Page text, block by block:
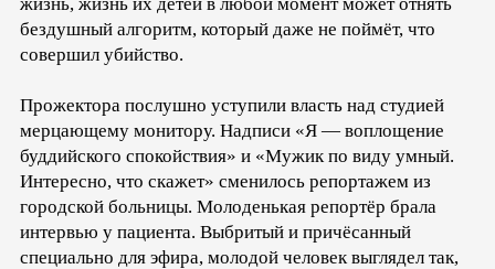
бездушный алгоритм, который даже не поймёт, что
совершил убийство.
Прожектора послушно уступили власть над студией
мерцающему монитору. Надписи «Я — воплощение
буддийского спокойствия» и «Мужик по виду умный.
Интересно, что скажет» сменилось репортажем из
городской больницы. Молоденькая репортёр брала
интервью у пациента. Выбритый и причёсанный
специально для эфира, молодой человек выглядел так,